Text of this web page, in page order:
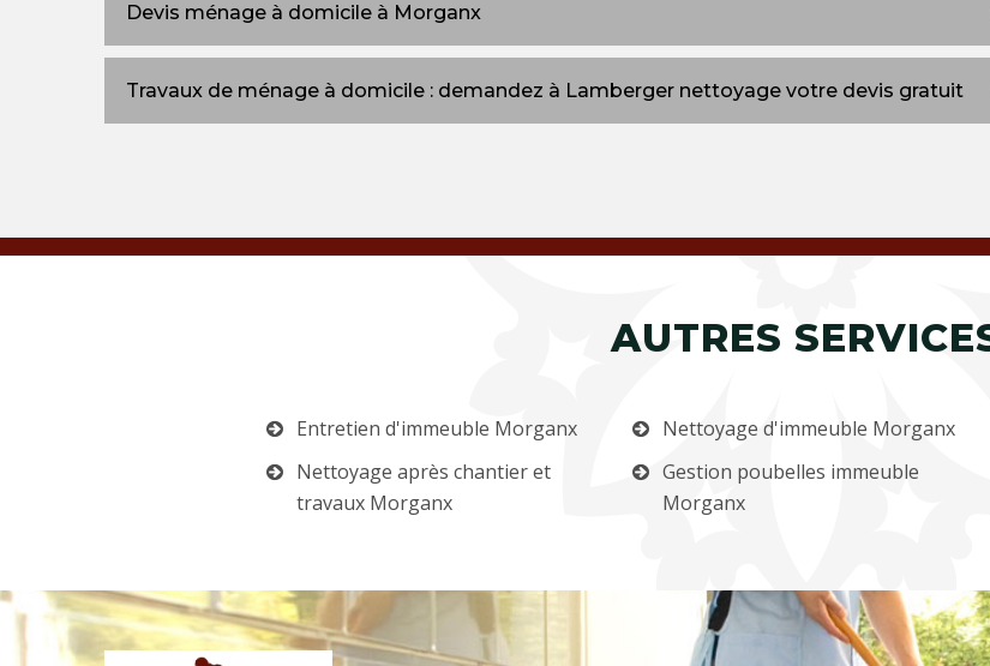
Devis ménage à domicile à Morganx
Travaux de ménage à domicile : demandez à Lamberger nettoyage votre devis gratuit
AUTRES
Entretien d'immeuble Morganx
Nettoyage après chantier et
travaux Morganx
Nettoyage d'immeuble Morganx
Gestion poubelles immeuble
Morganx